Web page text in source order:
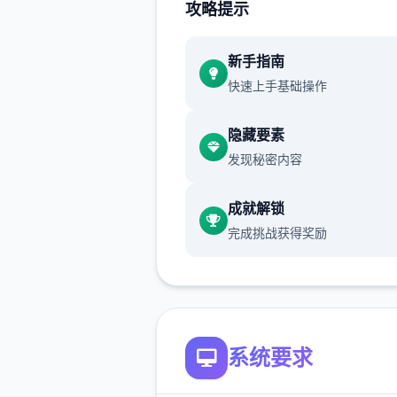
通过挖宝过来赚钱（钱可以买
列干项中不断提升己己，也不
升着妹子们的好感度，也不断
攻略提示
新手指南
快速上手基础操作
隐藏要素
发现秘密内容
成就解锁
完成挑战获得奖励
系统要求